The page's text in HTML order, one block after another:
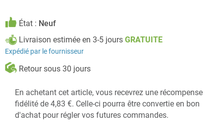
État : Neuf
Livraison estimée en 3-5 jours GRATUITE
Expédié par le fournisseur
Retour sous 30 jours
En achetant cet article, vous recevrez une récompense
fidélité de 4,83 €. Celle-ci pourra être convertie en bon
d'achat pour régler vos futures commandes.